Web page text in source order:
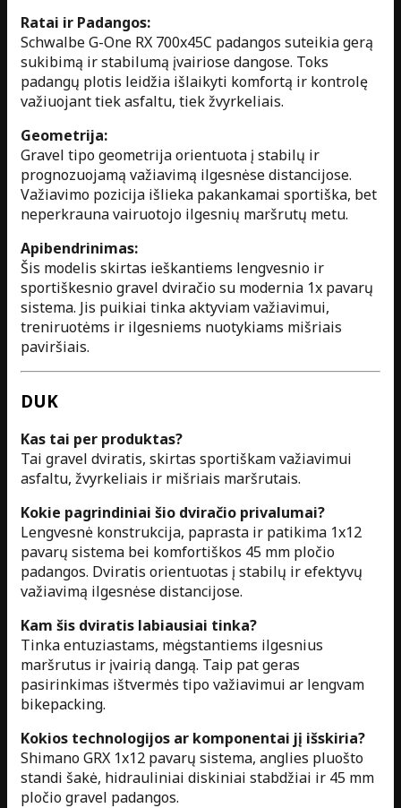
Ratai ir Padangos:
Schwalbe G-One RX 700x45C padangos suteikia gerą
sukibimą ir stabilumą įvairiose dangose. Toks
padangų plotis leidžia išlaikyti komfortą ir kontrolę
važiuojant tiek asfaltu, tiek žvyrkeliais.
Geometrija:
Gravel tipo geometrija orientuota į stabilų ir
prognozuojamą važiavimą ilgesnėse distancijose.
Važiavimo pozicija išlieka pakankamai sportiška, bet
neperkrauna vairuotojo ilgesnių maršrutų metu.
Apibendrinimas:
Šis modelis skirtas ieškantiems lengvesnio ir
sportiškesnio gravel dviračio su modernia 1x pavarų
sistema. Jis puikiai tinka aktyviam važiavimui,
treniruotėms ir ilgesniems nuotykiams mišriais
paviršiais.
DUK
Kas tai per produktas?
Tai gravel dviratis, skirtas sportiškam važiavimui
asfaltu, žvyrkeliais ir mišriais maršrutais.
Kokie pagrindiniai šio dviračio privalumai?
Lengvesnė konstrukcija, paprasta ir patikima 1x12
pavarų sistema bei komfortiškos 45 mm pločio
padangos. Dviratis orientuotas į stabilų ir efektyvų
važiavimą ilgesnėse distancijose.
Kam šis dviratis labiausiai tinka?
Tinka entuziastams, mėgstantiems ilgesnius
maršrutus ir įvairią dangą. Taip pat geras
pasirinkimas ištvermės tipo važiavimui ar lengvam
bikepacking.
Kokios technologijos ar komponentai jį išskiria?
Shimano GRX 1x12 pavarų sistema, anglies pluošto
standi šakė, hidrauliniai diskiniai stabdžiai ir 45 mm
pločio gravel padangos.